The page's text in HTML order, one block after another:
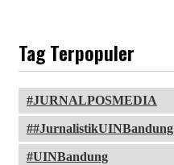
Tag Terpopuler
JURNALPOSMEDIA
#JurnalistikUINBandung
UINBandung